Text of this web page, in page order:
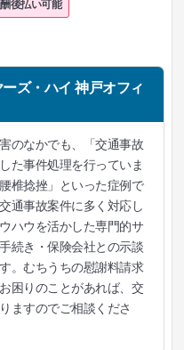
後払い可能
ズ・ハイ 神戸オフィ
のなかでも、「交通事故
た事件処理を行っていま
椎捻挫」といった症例で
通事故案件に多く対応し
ハウを活かした専門的サ
続き・保険会社との示談
。むちうちの慰謝料請求
困りのことがあれば、交
ますのでご相談くださ